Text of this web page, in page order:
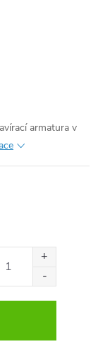
armatura v